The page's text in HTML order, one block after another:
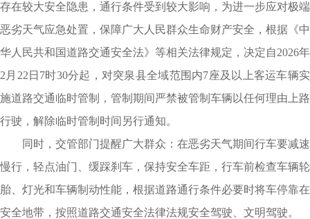
存在较大安全隐患，通行条件受到较大影响，为进一步应对极端
恶劣天气应急处置，保障广大人民群众生命财产安全，根据《中
华人民共和国道路交通安全法》等相关法律规定，决定自2026年
2月22日7时30分起，对突泉县全域范围内7座及以上客运车辆实
施道路交通临时管制，管制期间严禁被管制车辆以任何理由上路
行驶，解除临时管制时间另行通知。
同时，交管部门提醒广大群众：在恶劣天气期间行车要减速
慢行，轻点油门、缓踩刹车，保持安全车距，行车前检查车辆轮
胎、灯光和车辆制动性能，根据道路通行条件必要时将车停靠在
安全地带，按照道路交通安全法律法规安全驾驶、文明驾驶。